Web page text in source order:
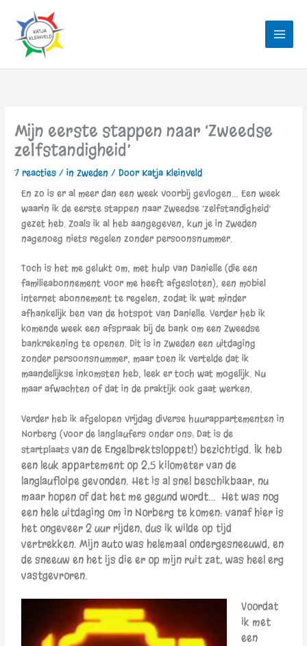
naar
inhoud
Mijn eerste stappen naar ‘Zweedse
zelfstandigheid’
7 reacties /in Zweden / Door Katja Kleinveld
En zo is er al meer dan een week voorbij gevlogen… Een week
waarin ik de eerste stappen naar Zweedse ‘zelfstandigheid’
gezet heb. Zoals ik al heb aangegeven, kun je in Zweden
nagenoeg niets regelen zonder persoonsnummer.
Toch is het me gelukt om, met hulp van Danielle (die een
familieabonnement voor me heeft afgesloten), een mobiel
internet abonnement te regelen, zodat ik wat minder
afhankelijk ben van de hotspot van Danielle. Verder heb ik
komende week een afspraak bij de bank om een Zweedse
bankrekening te openen. Dit is in Zweden een uitdaging
zonder persoonsnummer, maar toen ik vertelde dat ik
maandelijkse inkomsten heb, leek er toch wat mogelijk. Nu
maar afwachten of dat in de praktijk ook gaat werken.
Verder heb ik afgelopen vrijdag diverse huurappartementen in
Norberg (voor de langlaufers onder ons: Dat is de
startplaatsvan de Engelbrektsloppet!) bezichtigd. Ik heb
een leuk appartement op 2,5 kilometer van de
langlaufloipe gevonden. Het is al snel beschikbaar, nu
maar hopen of dat het me gegund wordt… Het was nog
een hele uitdaging om in Norberg te komen: vanaf hier is
het ongeveer 2 uur rijden, dus ik wilde op tijd
vertrekken. Mijn auto was helemaal ondergesneeuwd, en
de sneeuw en het ijs die er op mijn ruit zat, was heel erg
vastgevroren.
Voordat
ik met
een